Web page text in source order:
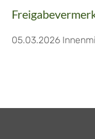
05.03.2026